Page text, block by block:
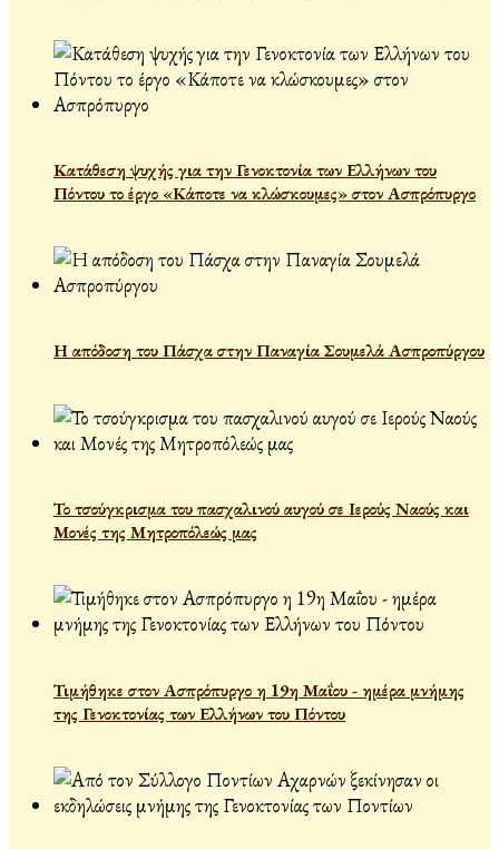
Κατάθεση ψυχής για την Γενοκτονία των Ελλήνων του
Πόντου το έργο «Κάποτε να κλώσκουμες» στον Ασπρόπυργο
Η απόδοση του Πάσχα στην Παναγία Σουμελά Ασπροπύργου
Το τσούγκρισμα του πασχαλινού αυγού σε Ιερούς Ναούς και
Μονές της Μητροπόλεώς μας
Τιμήθηκε στον Ασπρόπυργο η 19η Μαΐου - ημέρα μνήμης
της Γενοκτονίας των Ελλήνων του Πόντου